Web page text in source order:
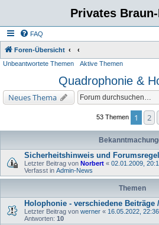
Privates
FAQ
Foren-Übersicht
Unbeantwortete Themen Aktive Themen
Quadrophonie &
Neues Thema
53 Themen 1 2
Sicherheitshinweis und
Letzter Beitrag von Norbert « 02.01.2009,
Verfasst in Admin-News
Themen
Holophonie - verschiedene Beiträge
Letzter Beitrag von werner « 16.05.2022, 22:36
Antworten: 10